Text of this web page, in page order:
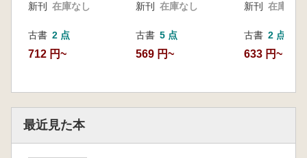
新刊 在庫なし
古書 2 点
712 円~
新刊 在庫なし
古書 5 点
569 円~
新刊 在庫なし
古書 2 点
633 円~
最近見た本